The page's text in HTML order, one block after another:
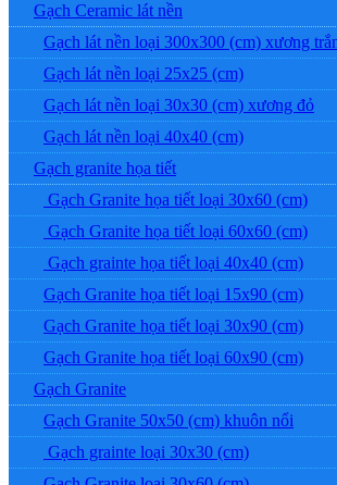
Gạch Ceramic lát nền
Gạch lát nền loại 300x300 (cm) xương
Gạch lát nền loại 25x25 (cm)
Gạch lát nền loại 30x30 (cm) xương đỏ
Gạch lát nền loại 40x40 (cm)
Gạch granite họa tiết
Gạch Granite họa tiết loại 30x60 (cm)
Gạch Granite họa tiết loại 60x60 (cm)
Gạch grainte họa tiết loại 40x40 (cm)
Gạch Granite họa tiết loại 15x90 (cm)
Gạch Granite họa tiết loại 30x90 (cm)
Gạch Granite họa tiết loại 60x90 (cm)
Gạch Granite
Gạch Granite 50x50 (cm) khuôn nổi
Gạch grainte loại 30x30 (cm)